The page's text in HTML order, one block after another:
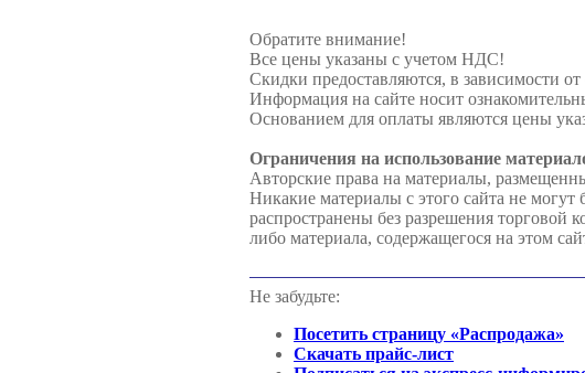
Обратите внимание!
Все цены указаны с учетом НДС!
Скидки предоставляются, в зависимости от
Информация на сайте носит
Основанием для оплаты являются цены
Ограничения на использование
Авторские права на материалы,
Никакие материалы с этого сайта не
распространены без разрешения
либо материала, содержащегося на этом
Не забудьте:
Посетить страницу «Распродажа»
Скачать прайс-лист